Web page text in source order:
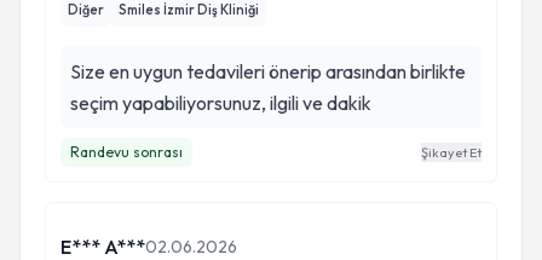
Diğer Smiles İzmir Diş Kliniği
Size en uygun tedavileri önerip arasından birlikte
seçim yapabiliyorsunuz, ilgili ve dakik
Randevu sonrası Şikayet Et
E*** A***02.06.2026